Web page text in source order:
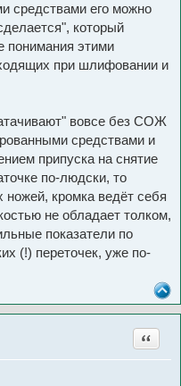
средствами его можно
который
понимания этими
при шлифовании и
вовсе без СОЖ
средствами и
припуска на снятие
по-людски, то
ножей, кромка ведёт себя
не обладает толком,
показатели по
(!) переточек, уже по-
Цитата